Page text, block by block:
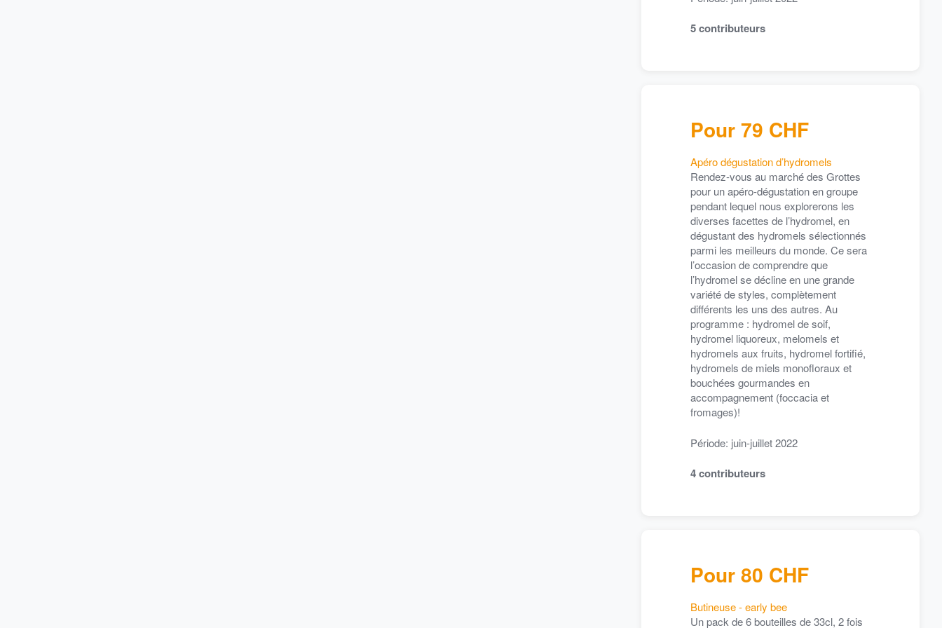
5contributeurs
Pour 79 CHF
Apéro dégustation d’hydromels
Rendez-vous au marché des Grottes
pour un apéro-dégustation en groupe
pendant lequel nous explorerons les
diverses facettes de l’hydromel, en
dégustant des hydromels sélectionnés
parmi les meilleurs du monde. Ce sera
l’occasion de comprendre que
l’hydromel se décline en une grande
variété de styles, complètement
différents les uns des autres. Au
programme : hydromel de soif,
hydromel liquoreux, melomels et
hydromels aux fruits, hydromel fortifié,
hydromels de miels monofloraux et
bouchées gourmandes en
accompagnement (foccacia et
fromages)!
Période: juin-juillet 2022
4contributeurs
Pour 80 CHF
Butineuse - early bee
Un pack de 6 bouteilles de 33cl, 2 fois
J-10 – LA PRESSION MONTE
Il reste 10 jours jusqu’à la fin de notre campagne de financement
objectif. C’est déjà super : MERCI aux 60 personnes qui ont
Il nous manque encore 14’901 CHF pour atteindre l’objectif et si
juin, nous ne toucherons rien et les contributeurs seront
Mais on continue d’y croire !
On lance pour vous en EXCLUSIVITE des packs découverte de 6
moins de 3,5.-chf la bouteille, une offre en OR!
Jusqu’au 3 juin, c’est votre dernière chance de nous soutenir et par la
A retrier chez nos copains de Alles Gut Gemuse Kebab, Quai Ernest-
Tu n’as pas encore participé ? Alors contribues, parles-en autour
MERCI
Lien de la campagne :https://www.sig-impact.ch/projets/
Suis nous surInstagrametFacebook
Vous êtes les ambassadeurs de BEEoMETRY !
On espère que vous allez bien par cette belle journée ensoleillée !
De notre côté, on prépare notre évènement chez Tout Local